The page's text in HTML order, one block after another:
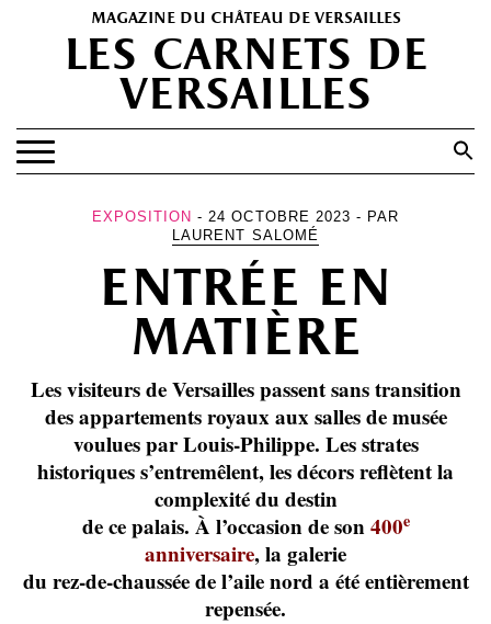
magazine du château de versailles
les carnets de
versailles
Search Button
EXPOSITIONS
PATRIMOINE
SPECTACLES
PORTFOLIOS
LES +
ABONNEMENT GRATUIT AU MAGAZINE
EXPOSITION - 24 OCTOBRE 2023 - PAR
LAURENT SALOMÉ
entrée en
matière
Les visiteurs de Versailles passent sans transition
des appartements royaux aux salles de musée
voulues par Louis-Philippe. Les strates
historiques s’entremêlent, les décors reflètent la
complexité du destin
de ce palais. À l’occasion de son400e
anniversaire, la galerie
du rez-de-chaussée de l’aile nord a été entièrement
repensée.